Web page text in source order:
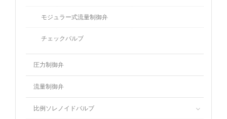
モジュラー式流量制御弁
チェックバルブ
圧力制御弁
流量制御弁
比例ソレノイドバルブ